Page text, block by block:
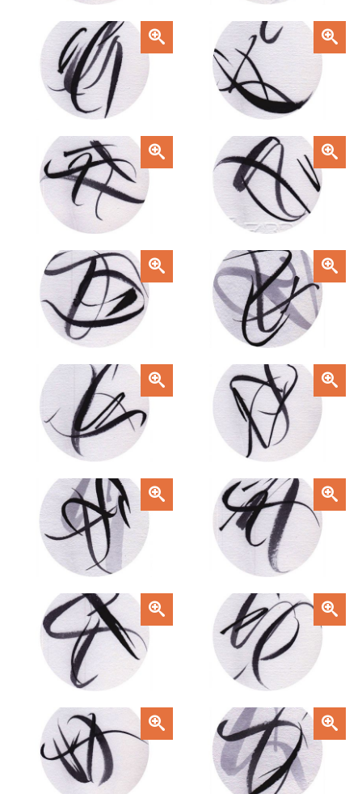
Zoom Zoom
Zoom Zoom
Zoom Zoom
Zoom Zoom
Zoom Zoom
Zoom Zoom
Zoom Zoom